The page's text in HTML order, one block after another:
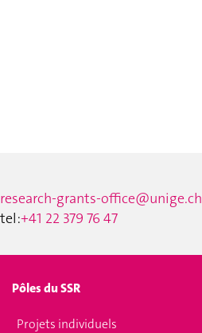
research-grants-office@unige.ch
tel:+41 22 379 76 47
Pôles du SSR
Projets individuels